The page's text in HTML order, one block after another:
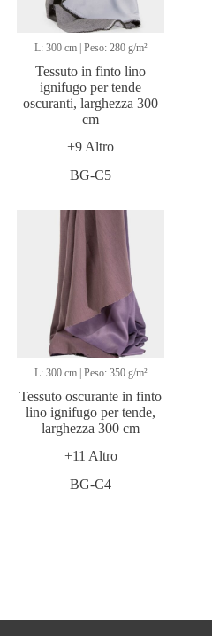
L: 300 cm | Peso: 280 g/m²
Tessuto in finto lino
ignifugo per tende
oscuranti, larghezza 300
cm
+9 Altro
BG-C5
L: 300 cm | Peso: 350 g/m²
Tessuto oscurante in finto
lino ignifugo per tende,
larghezza 300 cm
+11 Altro
BG-C4